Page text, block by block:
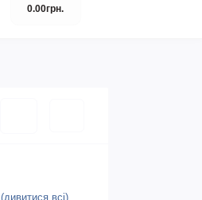
0.00грн.
(дивитися всі)